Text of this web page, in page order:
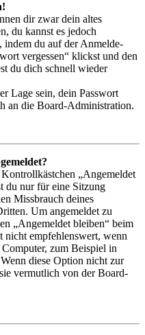
dir zwar dein altes
du kannst es jedoch
indem du auf der Anmelde-
vergessen“ klickst und den
du dich schnell wieder
Lage sein, dein Passwort
an die Board-Administration.
„Angemeldet
du nur für eine Sitzung
Missbrauch deines
Um angemeldet zu
„Angemeldet bleiben“ beim
nicht empfehlenswert, wenn
zum Beispiel in
diese Option nicht zur
vermutlich von der Board-